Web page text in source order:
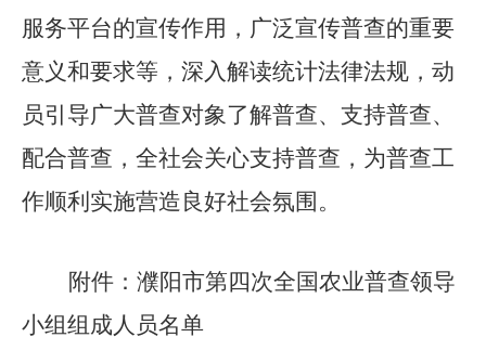
服务平台的宣传作用，广泛宣传普查的重要
意义和要求等，深入解读统计法律法规，动
员引导广大普查对象了解普查、支持普查、
配合普查，全社会关心支持普查，为普查工
作顺利实施营造良好社会氛围。
附件：濮阳市第四次全国农业普查领导
小组组成人员名单